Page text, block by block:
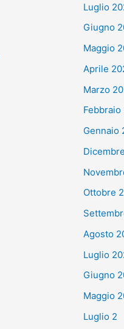
Luglio
Giugno
Maggio
Aprile
Marzo
Febbraio
Gennaio
Ottobre
Agosto
Luglio
Giugno
Maggio
Luglio 2